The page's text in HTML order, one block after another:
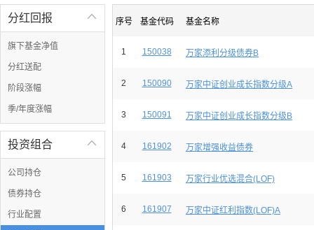

分红回报
旗下基金净值
分红送配
阶段涨幅
季/年度涨幅

投资组合
公司持仓
债券持仓
行业配置
序号 基金代码 基金名称
1 150038 万家添利分级债券B
2 150090 万家中证创业成长指数分级A
3 150091 万家中证创业成长指数分级B
4 161902 万家增强收益债券
5 161903 万家行业优选混合(LOF)
6 161907 万家中证红利指数(LOF)A